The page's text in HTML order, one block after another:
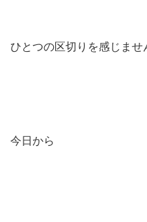
ひとつの区切りを感じませ
今日から